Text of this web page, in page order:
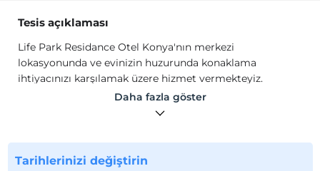
Tesis açıklaması
Life Park Residance Otel Konya'nın merkezi
lokasyonunda ve evinizin huzurunda konaklama
ihtiyacınızı karşılamak üzere hizmet vermekteyiz.
Odalarında ısıtma, Wi-Fi, LCD TV, uydu kanalları, banyo,
duş, 24 saat sıcak su, havlu seti gibi olanaklar
Daha fazla göster
Tarihlerinizi değiştirin